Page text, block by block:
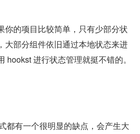
你的项目比较简单，只有少部分状
大部分组件依旧通过本地状态来进
hookst 进行状态管理就挺不错的。
都有一个很明显的缺点，会产生大